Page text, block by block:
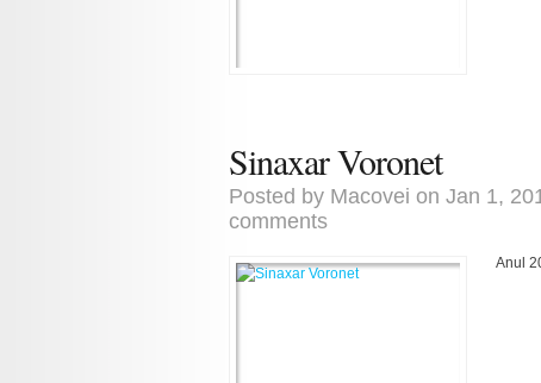
Sinaxar Voronet
Posted by Macovei on Jan 1,
comments
Anul